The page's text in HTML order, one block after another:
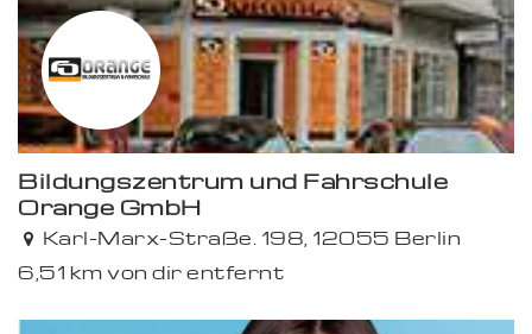
Bildungszentrum und Fahrschule
Orange GmbH
Karl-Marx-Straße. 198, 12055 Berlin
6,51 km von dir entfernt